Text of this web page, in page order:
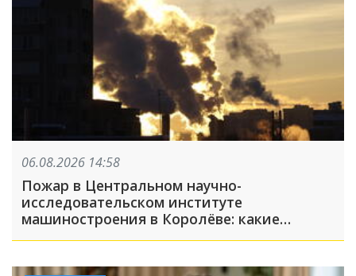
06.08.2026 14:58
Пожар в Центральном научно-
исследовательском институте
машиностроения в Королёве: какие